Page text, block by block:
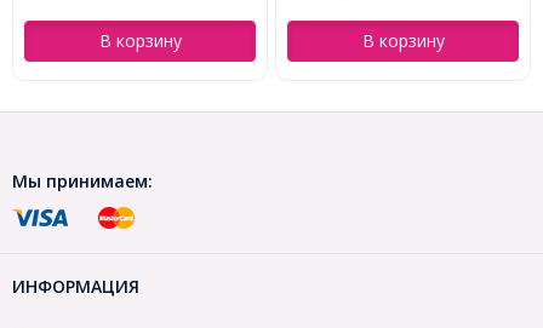
В корзину В корзину
Мы принимаем:
ИНФОРМАЦИЯ